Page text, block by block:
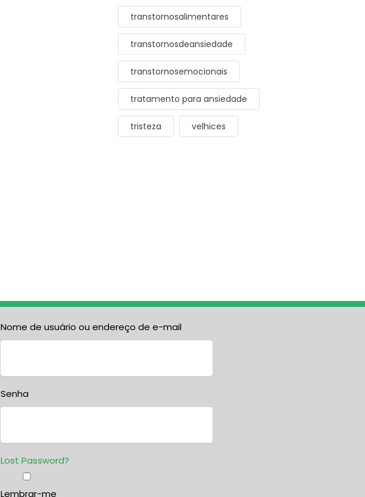
transtornosalimentares
transtornosdeansiedade
transtornosemocionais
tratamento para ansiedade
tristeza velhices
Nome de usuário ou endereço de e-mail
Senha
Lost Password?
Lembrar-me